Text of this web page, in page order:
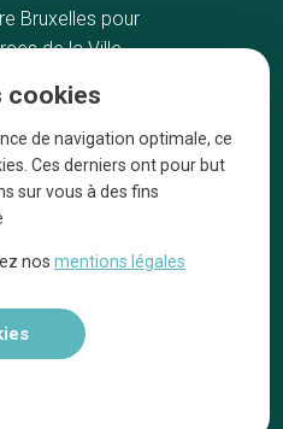
Bruxelles pour
de la Ville
Artisans
A propos
On parle de nous
cookies
de navigation optimale, ce
Ces derniers ont pour but
sur vous à des fins
nosmentions légales